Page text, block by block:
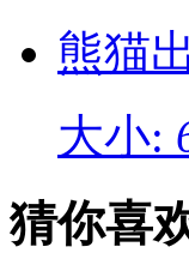
熊猫
大小:
猜你喜